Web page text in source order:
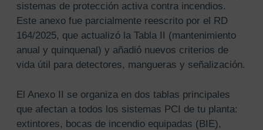
sistemas de protección activa contra incendios.
Este anexo fue parcialmente reescrito por el RD
164/2025, que actualizó la Tabla II (mantenimiento
anual y quinquenal) y añadió nuevos criterios de
vida útil para detectores, mangueras y señalización.
El Anexo II se organiza en dos tablas principales
que afectan a todos los sistemas PCI de tu planta:
extintores, bocas de incendio equipadas (BIE),